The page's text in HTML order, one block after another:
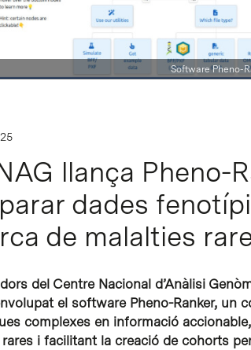
o ESC per tancar
Software Pheno-
llança Pheno-
dades
de malalties
del Centre Nacional d’Anàlisi
el software Pheno-Ranker, un
complexes en informació
i facilitant la creació de cohorts